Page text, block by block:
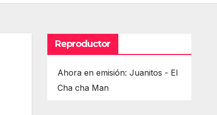
Reproductor
Ahora en emisión: Juanitos - El
Cha cha Man